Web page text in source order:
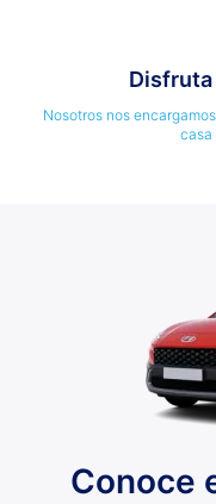
Disfruta
Nosotros nos
casa
Conoce